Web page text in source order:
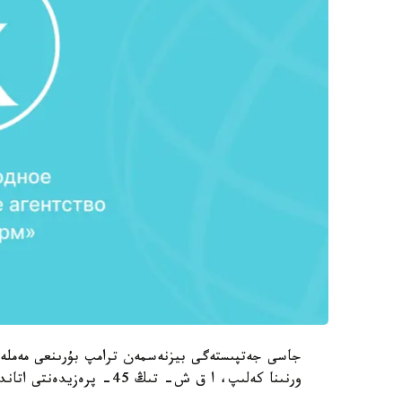
جاسى جەتپىستەگى بيزنەسمەن ترامپ بۇرىنعى
ورنىنا كەلىپ، ا ق ش- تىڭ 45- پرەزيدەنتى اتاندى، دەپ حابارلايدى رەسەيلىك «ر ي ا نوۆوستي» اگەنتتىگى.